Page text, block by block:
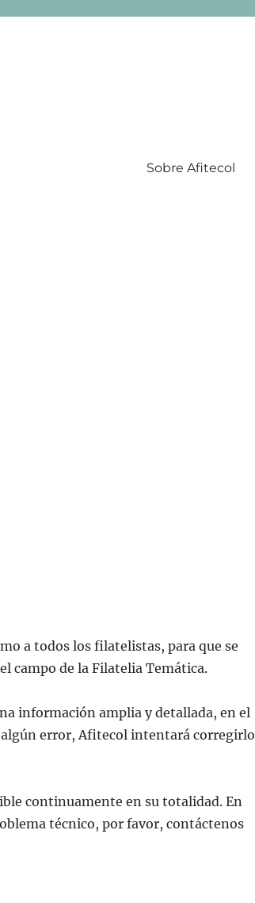
Sobre Afitecol
a todos los filatelistas, para que se
campo de la Filatelia Temática.
información amplia y detallada, en el
algún error, Afitecol intentará corregirlo
continuamente en su totalidad. En
técnico, por favor, contáctenos